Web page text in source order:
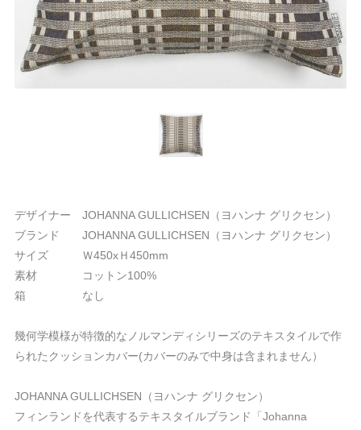
デザイナー JOHANNA GULLICHSEN（ヨハンナ グリクセン）
ブランド JOHANNA GULLICHSEN（ヨハンナ グリクセン）
サイズ Ｗ450xＨ450mm
素材 コットン100%
箱 なし
幾何学模様が特徴的なノルマンディシリーズのテキスタイルで作
られたクッションカバー(カバーのみで中身は含まれません）
JOHANNA GULLICHSEN（ヨハンナ グリクセン）
フィンランドを代表するテキスタイルブランド「Johanna